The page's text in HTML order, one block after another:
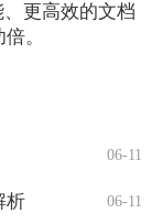
更高效的文档
。
06-11
析 06-11